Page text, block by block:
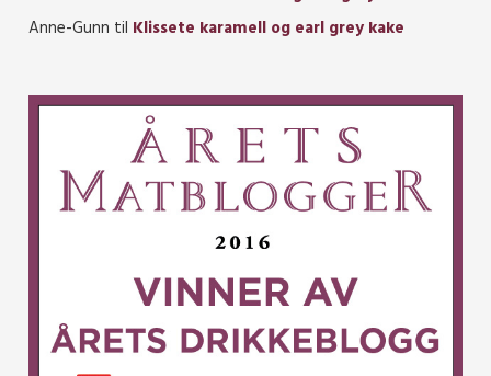
Anne-Gunn til Klissete karamell og earl grey kake